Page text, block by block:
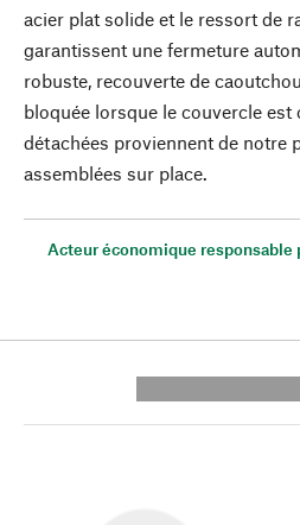
acier plat solide et le ressort de
garantissent une fermeture
robuste, recouverte de
bloquée lorsque le couvercle est
détachées proviennent de notre
assemblées sur place.
Acteur économique responsable